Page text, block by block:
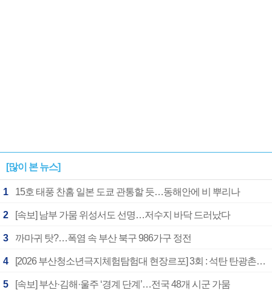
[많이 본 뉴스]
1 15호 태풍 찬홈 일본 도쿄 관통할 듯…동해안에 비 뿌리나
2 [속보] 남부 가뭄 위성서도 선명…저수지 바닥 드러났다
3 까마귀 탓?…폭염 속 부산 북구 986가구 정전
4 [2026 부산청소년극지체험탐험대 현장르포] 3회 : 석탄 탄광촌에서 북극 연구의 중심지로
5 [속보] 부산·김해·울주 ‘경계 단계’…전국 48개 시군 가뭄